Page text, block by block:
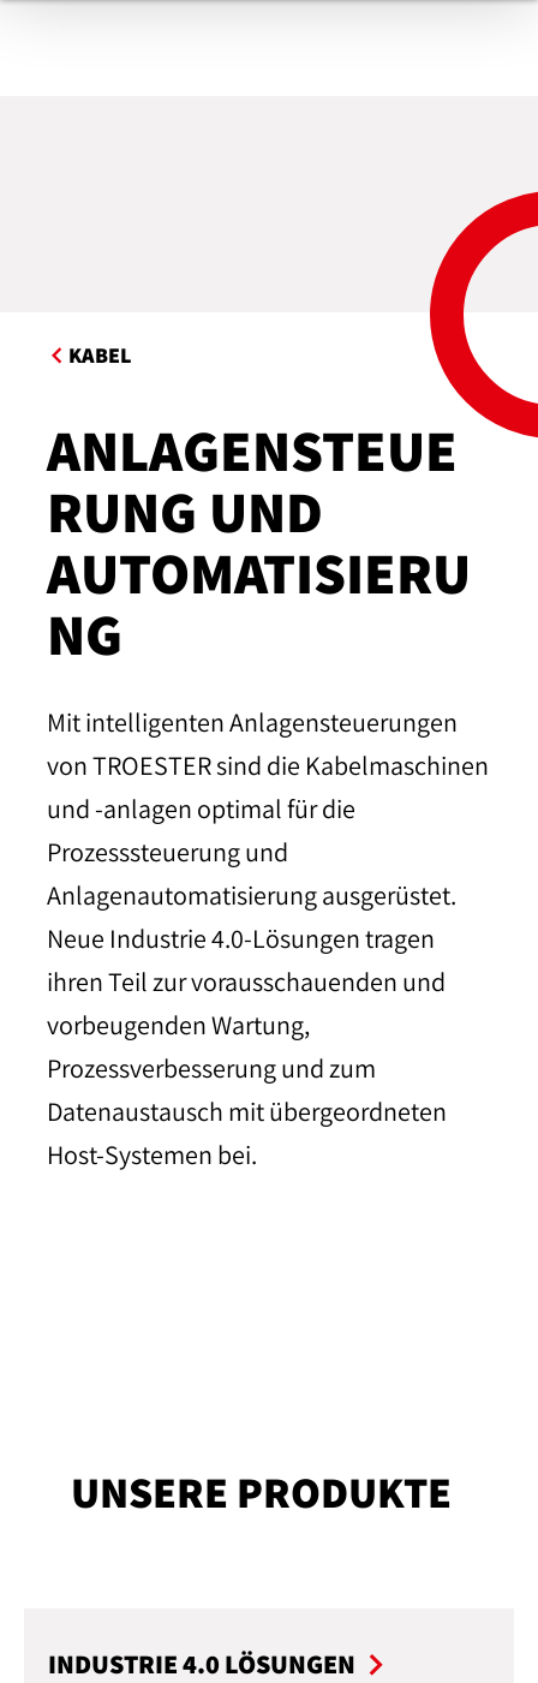
KABEL
ANLAGENSTEUE
RUNG UND
AUTOMATISIERU
NG
Mit intelligenten Anlagensteuerungen
von TROESTER sind die Kabelmaschinen
und -anlagen optimal für die
Prozesssteuerung und
Anlagenautomatisierung ausgerüstet.
Neue Industrie 4.0-Lösungen tragen
ihren Teil zur vorausschauenden und
vorbeugenden Wartung,
Prozessverbesserung und zum
Datenaustausch mit übergeordneten
Host-Systemen bei.
UNSERE PRODUKTE
INDUSTRIE 4.0 LÖSUNGEN